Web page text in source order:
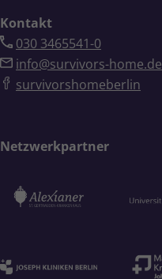
Kontakt
030 3465541-0
info@survivors-home.de
survivorshomeberlin
Netzwerkpartner